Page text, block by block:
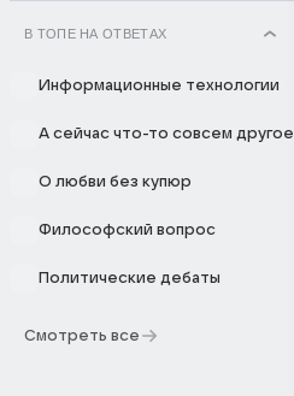
В ТОПЕ НА ОТВЕТАХ
Информационные технологии
А сейчас что-то совсем другое
О любви без купюр
Философский вопрос
Политические дебаты
Смотреть все